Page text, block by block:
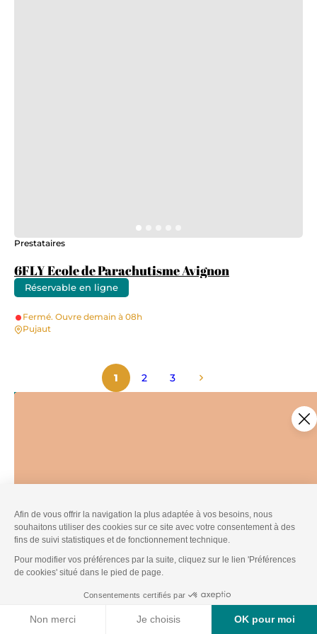
6FLY Ecole de Parachutisme Avignon
Prestataires
Réservable en ligne
Fermé. Ouvre demain à 08h
Pujaut
1 2 3
Partager sur Facebook (nouvelle fenêtre)
Partager sur X / Twitter (nouvelle
Partager sur WhatsApp
Partager par mail
Véritable étoile ferroviaire du sud de la France, Avignon est